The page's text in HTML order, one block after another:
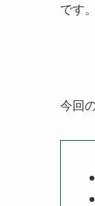
です。
今回